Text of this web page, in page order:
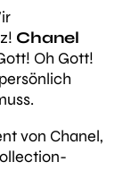
Chanel
Oh Gott!
von Chanel,